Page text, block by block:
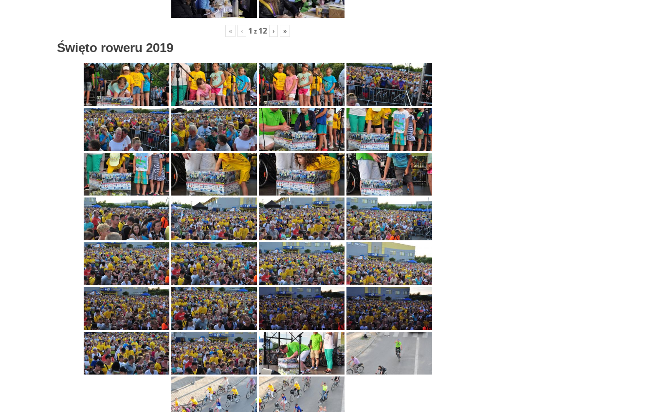
« ‹ 1 z 12 › »
Święto roweru 2019